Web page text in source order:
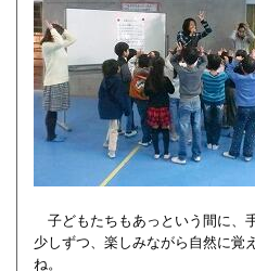
子どもたちもあっという間に、
少しずつ、楽しみながら自然に覚
ね。